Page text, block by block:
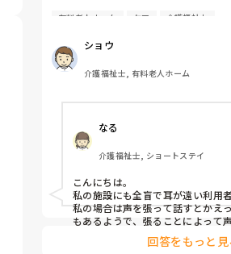
耳が遠く、目もあまり見えていな
現在、私は「大きな声で、ゆっく
る」という方法で対応しています。
聞き取れると安心していただけ
してもらっているのですが、毎
みなさんの職場で、このような方
ていることや、喉に負担をかけず
良い方法などがあればぜひ教えて
よろしくお願いします。
有料老人ホーム ケア 介護福祉士
ショウ
介護福祉士, 有料老人ホーム
なる
介護福祉士, ショートステイ
こんにちは。
私の施設にも全盲で耳が遠い利用者
私の場合は声を張って話すとかえ
もあるようで、張ることによって
聞こえにくいのだと思います。そ
し話しかけるようにしています。
回答をもっと見